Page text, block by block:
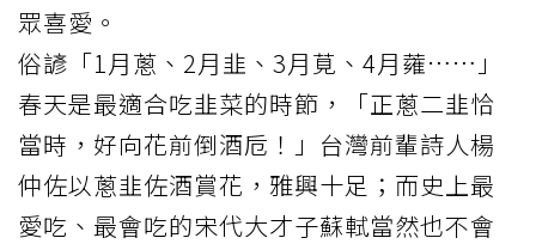
眾喜愛。
俗諺「1月蔥、2月韭、3月莧、4月蕹……」
春天是最適合吃韭菜的時節，「正蔥二韭恰
當時，好向花前倒酒卮！」台灣前輩詩人楊
仲佐以蔥韭佐酒賞花，雅興十足；而史上最
愛吃、最會吃的宋代大才子蘇軾當然也不會